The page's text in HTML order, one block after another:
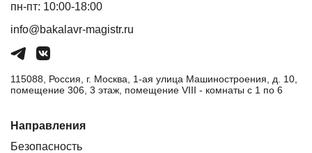
пн-пт: 10:00-18:00
info@bakalavr-magistr.ru
115088, Россия, г. Москва, 1-ая улица Машиностроения, д. 10,
помещение 306, 3 этаж, помещение VIII - комнаты с 1 по 6
Направления
Безопасность